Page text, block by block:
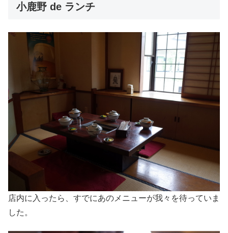
小鹿野 de ランチ
店内に入ったら、すでにあのメニューが我々を待っていま
した。